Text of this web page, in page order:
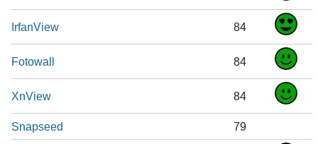
IrfanView 84
Fotowall 84
XnView 84
Snapseed 79